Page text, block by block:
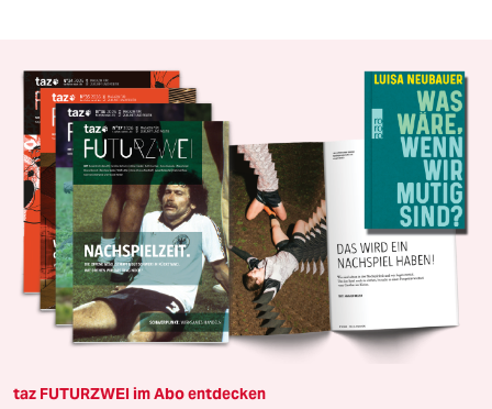
taz FUTURZWEI im Abo entdecken